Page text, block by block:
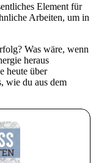
Element für
Arbeiten, um in
Was wäre, wenn
heraus
heute über
wie du aus dem